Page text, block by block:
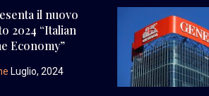
il nuovo
2024 “Italian
Economy”
Luglio, 2024